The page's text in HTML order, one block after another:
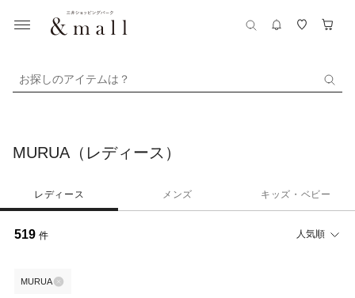
お探しのアイテムは？
MURUA（レディース）
レディース メンズ キッズ・ベビー
519 件 人気順
MURUA